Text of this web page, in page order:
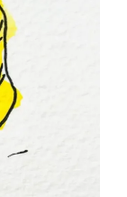
!
Je ne